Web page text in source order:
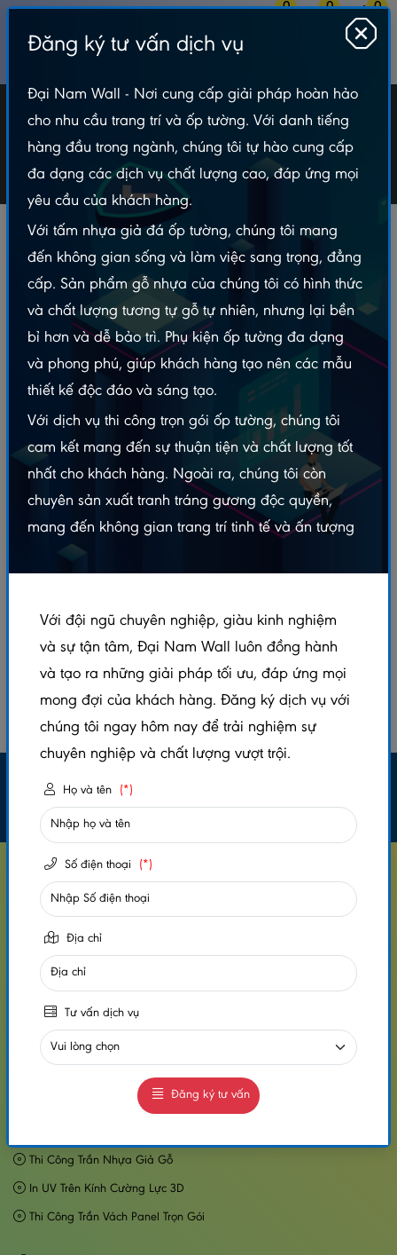
0 0 0
Trụ Pergola
Gỗ Nhựa Ngoài Trời Trụ Pergola
Bộ lọc
LOẠI TIN
PHÙ HỢP
LỌC GIÁ
Tổng sản phẩm: 1
Liên hệ
Email nhận khuyến mãi:
Địa Chỉ Kho Hàng: 170 QL1A , P.Tân Thới Nhất, Quận 12, TP. Hồ Chí Minh
Nhà Máy: 654 Đường Số 1, KDC Vĩnh Lộc, Bình Hưng Hoà B, Q. Bình Tân,
Điện thoại: 078.22.33.000
Email: intranhtrangguong@gmail.com
Website: https://dainamwall.com
Thời gian làm việc: T2-T7 từ 8h-17h30
DỊCH VỤ
Cung Cấp Tấm Nhựa Ốp Tường
Thi Công Trần Nhựa Giả Gỗ
In UV Trên Kính Cường Lực 3D
Thi Công Trần Vách Panel Trọn Gói
Đăng ký tư vấn dịch vụ
Đại Nam Wall - Nơi cung cấp giải pháp hoàn hảo
cho nhu cầu trang trí và ốp tường. Với danh tiếng
hàng đầu trong ngành, chúng tôi tự hào cung cấp
đa dạng các dịch vụ chất lượng cao, đáp ứng mọi
yêu cầu của khách hàng.
Với tấm nhựa giả đá ốp tường, chúng tôi mang
đến không gian sống và làm việc sang trọng, đẳng
cấp. Sản phẩm gỗ nhựa của chúng tôi có hình thức
và chất lượng tương tự gỗ tự nhiên, nhưng lại bền
bỉ hơn và dễ bảo trì. Phụ kiện ốp tường đa dạng
và phong phú, giúp khách hàng tạo nên các mẫu
thiết kế độc đáo và sáng tạo.
Với dịch vụ thi công trọn gói ốp tường, chúng tôi
cam kết mang đến sự thuận tiện và chất lượng tốt
nhất cho khách hàng. Ngoài ra, chúng tôi còn
chuyên sản xuất tranh tráng gương độc quyền,
mang đến không gian trang trí tinh tế và ấn tượng
Với đội ngũ chuyên nghiệp, giàu kinh nghiệm
và sự tận tâm, Đại Nam Wall luôn đồng hành
và tạo ra những giải pháp tối ưu, đáp ứng mọi
mong đợi của khách hàng. Đăng ký dịch vụ với
chúng tôi ngay hôm nay để trải nghiệm sự
chuyên nghiệp và chất lượng vượt trội.
Họ và tên (*)
Số điện thoại (*)
Địa chỉ
Tư vấn dịch vụ
Đăng ký tư vấn